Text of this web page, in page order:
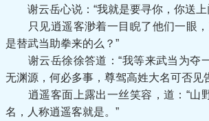
谢云岳心说：“我就是要寻你，你送上
只见逍遥客渺着一目睨了他们一眼，
是替武当助拳来的么？”
谢云岳徐徐答道：“我等来武当为夺
无渊源，何必多事，尊驾高姓大名可否见
逍遥客面上露出一丝笑容，道：“山
名，人称逍遥客就是。”